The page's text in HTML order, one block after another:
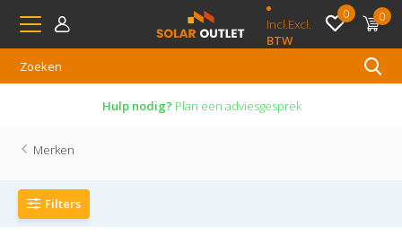
Incl.Excl.
BTW
0 0
Hulp nodig? Plan een adviesgesprek
Merken
Filters